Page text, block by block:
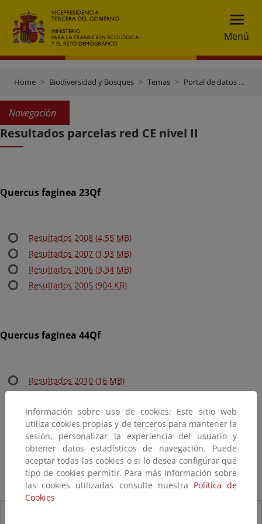
Menú
Home Biodiversidad y Bosques Temas Portal de datos e inventarios
Navegación
Resultados parcelas red CE nivel II
Quercus faginea 23Qf
Resultados 2008 (4,55 MB)
Resultados 2007 (1,93 MB)
Resultados 2006 (3,34 MB)
Resultados 2005 (904 KB)
Quercus faginea 44Qf
Resultados 2010 (16 MB)
Resultados 2008 (6,22 MB)
Resultados 2007 (1,7 MB)
Resultados 2006 (4,41 MB)
Resultados 2005 (754 KB)
Información sobre uso de cookies: Este sitio web
utiliza cookies propias y de terceros para mantener la
sesión, personalizar la experiencia del usuario y
obtener datos estadísticos de navegación. Puede
aceptar todas las cookies o si lo desea configurar qué
tipo de cookies permitir. Para más información sobre
las cookies utilizadas consulte nuestra Política de
Cookies